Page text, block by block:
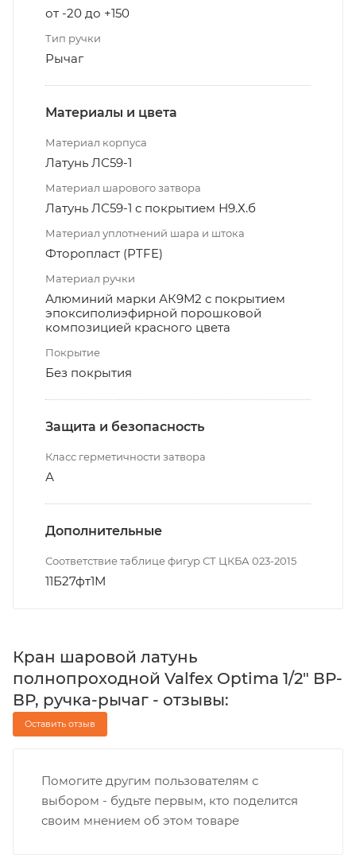
от -20 до +150
Тип ручки
Рычаг
Материалы и цвета
Материал корпуса
Латунь ЛС59-1
Материал шарового затвора
Латунь ЛС59-1 с покрытием Н9.Х.б
Материал уплотнений шара и штока
Фторопласт (PTFE)
Материал ручки
Алюминий марки АК9М2 с покрытием
эпоксиполиэфирной порошковой
композицией красного цвета
Покрытие
Без покрытия
Защита и безопасность
Класс герметичности затвора
А
Дополнительные
Соответствие таблице фигур СТ ЦКБА 023-2015
11Б27фт1М
Кран шаровой латунь
полнопроходной Valfex Optima 1/2" ВР-
ВР, ручка-рычаг - отзывы:
Оставить отзыв
Помогите другим пользователям с
выбором - будьте первым, кто поделится
своим мнением об этом товаре